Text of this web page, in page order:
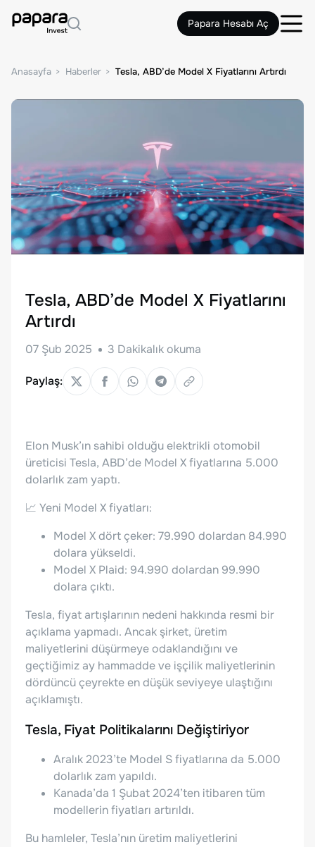
Papara Hesabı Aç
Anasayfa Haberler Tesla, ABD’de Model X Fiyatlarını Artırdı
Tesla, ABD’de Model X Fiyatlarını
Artırdı
07 Şub 2025 3 Dakikalık okuma
Paylaş:
Elon Musk’ın sahibi olduğu elektrikli otomobil
üreticisi Tesla, ABD’de Model X fiyatlarına 5.000
dolarlık zam yaptı.
📈 Yeni Model X fiyatları:
Model X dört çeker: 79.990 dolardan 84.990
dolara yükseldi.
Model X Plaid: 94.990 dolardan 99.990
dolara çıktı.
Tesla, fiyat artışlarının nedeni hakkında resmi bir
açıklama yapmadı. Ancak şirket, üretim
maliyetlerini düşürmeye odaklandığını ve
geçtiğimiz ay hammadde ve işçilik maliyetlerinin
dördüncü çeyrekte en düşük seviyeye ulaştığını
açıklamıştı.
Tesla, Fiyat Politikalarını Değiştiriyor
Aralık 2023’te Model S fiyatlarına da 5.000
dolarlık zam yapıldı.
Kanada’da 1 Şubat 2024’ten itibaren tüm
modellerin fiyatları artırıldı.
Bu hamleler, Tesla’nın üretim maliyetlerini